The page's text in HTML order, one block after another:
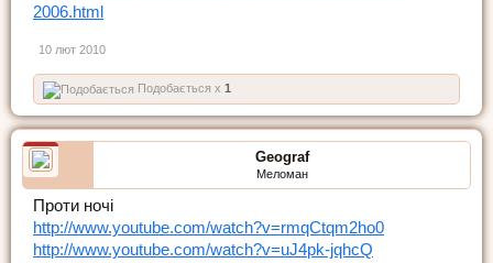
2006.html
10 лют 2010
Подобається x 1
Geograf
Меломан
Проти ночі
http://www.youtube.com/watch?v=rmqCtqm2ho0
http://www.youtube.com/watch?v=uJ4pk-jqhcQ